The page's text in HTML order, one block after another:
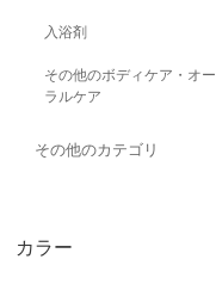
入浴剤
その他のボディケア・オー
ラルケア
その他のカテゴリ
ジャケット・アウター
カラー